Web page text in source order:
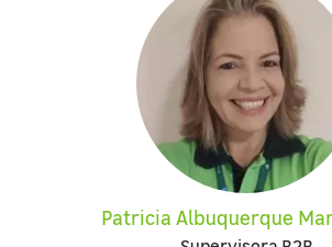
Patricia Albuquerque